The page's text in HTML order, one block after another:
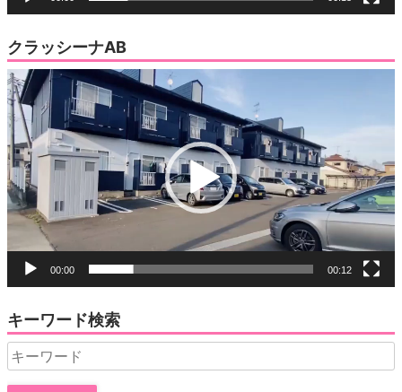
クラッシーナAB
動
画
プ
レ
ー
ヤ
ー
00:00 00:12
キーワード検索
Search
for: